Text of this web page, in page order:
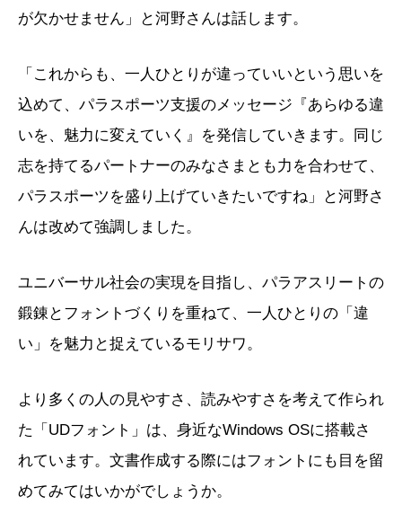
が欠かせません」と河野さんは話します。
「これからも、一人ひとりが違っていいという思いを
込めて、パラスポーツ支援のメッセージ『あらゆる違
いを、魅力に変えていく』を発信していきます。同じ
志を持てるパートナーのみなさまとも力を合わせて、
パラスポーツを盛り上げていきたいですね」と河野さ
んは改めて強調しました。
ユニバーサル社会の実現を目指し、パラアスリートの
鍛錬とフォントづくりを重ねて、一人ひとりの「違
い」を魅力と捉えているモリサワ。
より多くの人の見やすさ、読みやすさを考えて作られ
た「UDフォント」は、身近なWindows OSに搭載さ
れています。文書作成する際にはフォントにも目を留
めてみてはいかがでしょうか。